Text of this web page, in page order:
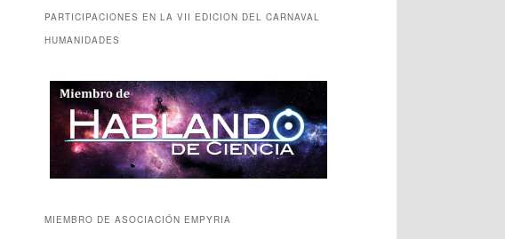
PARTICIPACIONES EN LA VII EDICION DEL CARNAVAL
HUMANIDADES
MIEMBRO DE ASOCIACIÓN EMPYRIA